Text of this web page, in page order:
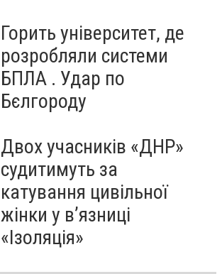
Горить університет, де
розробляли системи
БПЛА . Удар по
Бєлгороду
Двох учасників «ДНР»
судитимуть за
катування цивільної
жінки у в’язниці
«Ізоляція»